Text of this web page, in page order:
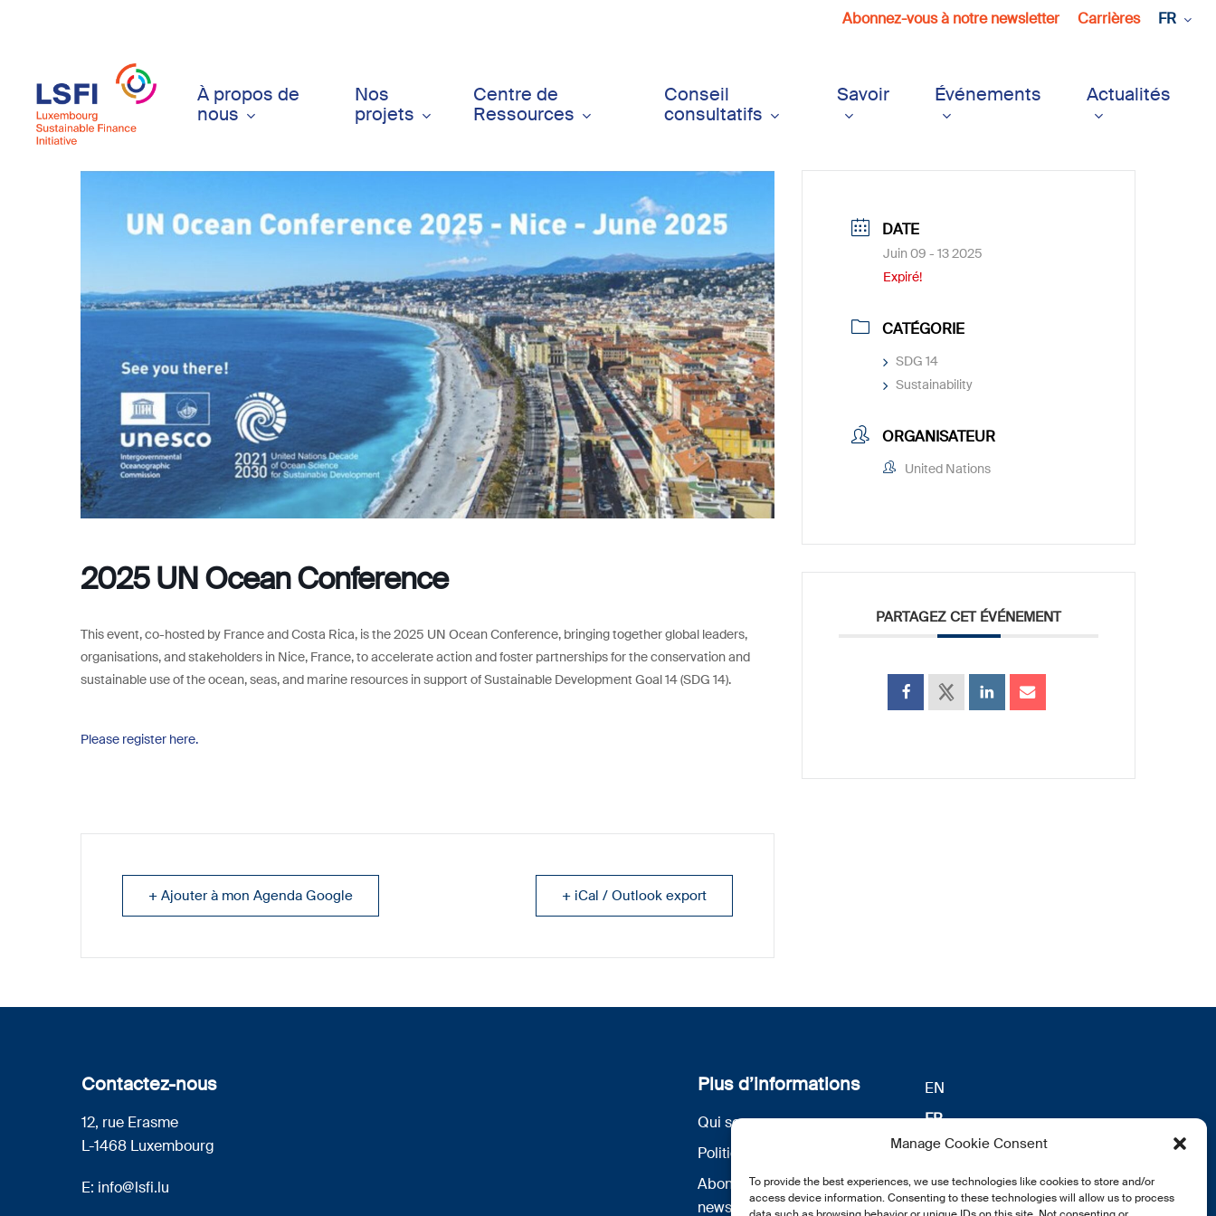
Manage Cookie Consent
To provide the best experiences, we use technologies like cookies to store and/or
access device information. Consenting to these technologies will allow us to process
content
Abonnez-vous à notre newsletter Carrières FR
À propos de
nous
Nos
projets
Centre de
Ressources
Conseil
consultatifs
Savoir Événements Actualités
2025 UN Ocean Conference
This event, co-hosted by France and Costa Rica, is the 2025 UN Ocean Conference, bringing together global leaders,
organisations, and stakeholders in Nice, France, to accelerate action and foster partnerships for the conservation and
sustainable use of the ocean, seas, and marine resources in support of Sustainable Development Goal 14 (SDG 14).
Please register here.
+ Ajouter à mon Agenda Google + iCal / Outlook export
DATE
Juin 09 - 13 2025
Expiré!
CATÉGORIE
SDG 14
Sustainability
ORGANISATEUR
United Nations
PARTAGEZ CET ÉVÉNEMENT
Contactez-nous
12, rue Erasme
L-1468 Luxembourg
E: info@lsfi.lu
Plus d’informations
Qui sommes nous
Politique de confidentialité
Abonnez-vous à notre
newsletter
EN
FR
DE